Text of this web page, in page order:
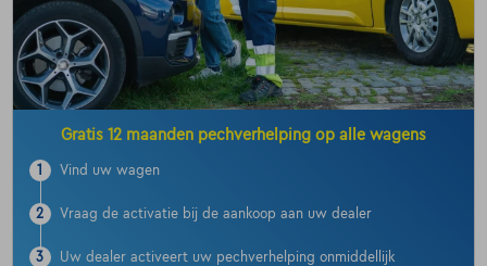
Gratis 12 maanden pechverhelping op alle wagens
1 Vind uw wagen
2 Vraag de activatie bij de aankoop aan uw dealer
3 Uw dealer activeert uw pechverhelping onmiddellijk